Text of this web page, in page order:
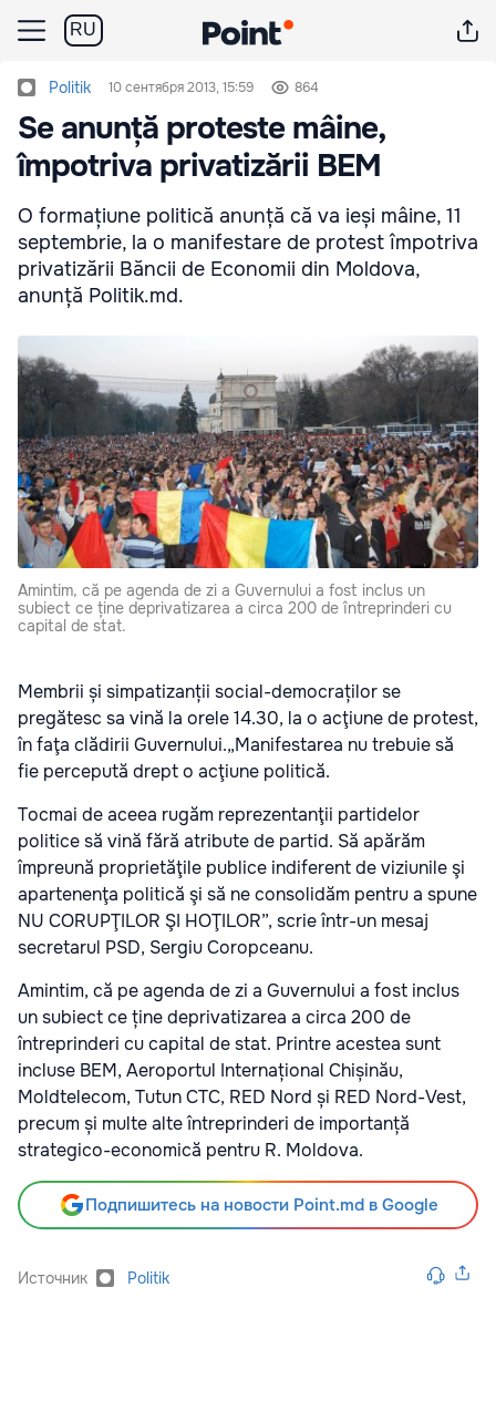
RU
Politik 10 сентября 2013, 15:59 864
Se anunță proteste mâine,
împotriva privatizării BEM
O formațiune politică anunță că va ieși mâine, 11
septembrie, la o manifestare de protest împotriva
privatizării Băncii de Economii din Moldova,
anunță Politik.md.
Amintim, că pe agenda de zi a Guvernului a fost inclus un
subiect ce ține deprivatizarea a circa 200 de întreprinderi cu
capital de stat.
Membrii și simpatizanții social-democraților se
pregătesc sa vină la orele 14.30, la o acţiune de protest,
în faţa clădirii Guvernului.„Manifestarea nu trebuie să
fie percepută drept o acţiune politică.
Tocmai de aceea rugăm reprezentanţii partidelor
politice să vină fără atribute de partid. Să apărăm
împreună proprietăţile publice indiferent de viziunile şi
apartenenţa politică şi să ne consolidăm pentru a spune
NU CORUPŢILOR ŞI HOŢILOR”, scrie într-un mesaj
secretarul PSD, Sergiu Coropceanu.
Amintim, că pe agenda de zi a Guvernului a fost inclus
un subiect ce ține deprivatizarea a circa 200 de
întreprinderi cu capital de stat. Printre acestea sunt
incluse BEM, Aeroportul Internațional Chișinău,
Moldtelecom, Tutun CTC, RED Nord și RED Nord-Vest,
precum și multe alte întreprinderi de importanță
strategico-economică pentru R. Moldova.
Подпишитесь на новости Point.md в Google
Источник Politik